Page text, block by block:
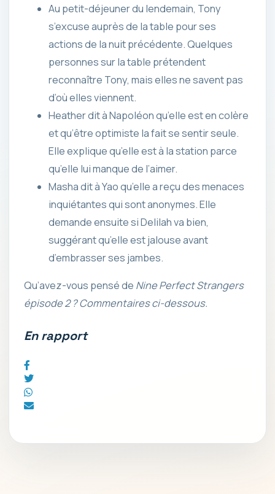
Au petit-déjeuner du lendemain, Tony
s’excuse auprès de la table pour ses
actions de la nuit précédente. Quelques
personnes sur la table prétendent
reconnaître Tony, mais elles ne savent pas
d’où elles viennent.
Heather dit à Napoléon qu’elle est en colère
et qu’être optimiste la fait se sentir seule.
Elle explique qu’elle est à la station parce
qu’elle lui manque de l’aimer.
Masha dit à Yao qu’elle a reçu des menaces
inquiétantes qui sont anonymes. Elle
demande ensuite si Delilah va bien,
suggérant qu’elle est jalouse avant
d’embrasser ses jambes.
Qu’avez-vous pensé de Nine Perfect Strangers
épisode 2 ? Commentaires ci-dessous.
En rapport